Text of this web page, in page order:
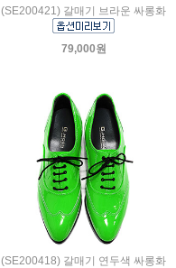
(SE200421) 갈매기 브라운 싸롱화
79,000원
(SE200418) 갈매기 연두색 싸롱화